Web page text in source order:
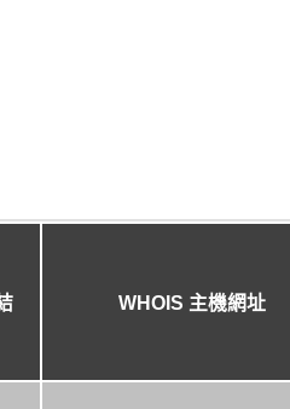
WHOIS 主機網址